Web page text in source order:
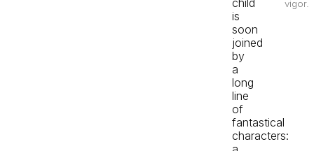
is
soon
joined
by
a
long
line
of
fantastical
characters:
vigor.